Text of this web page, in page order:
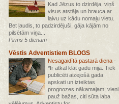
Kad Jēzus to dzirdēja, viņš
visus atstāja un brauca ar
laivu uz kādu nomaļu vietu.
Bet ļaudis, to padzirdējuši, gāja kājām no
pilsētām viņa...
Pirms 5 dienām
Vēstis Adventistiem BLOGS
Nesagaidītā pastarā diena -
*Ir atkal klāt gadu mija. Tiek
publicēti aizejošā gada
apskati un izteiktas
prognozes nākamajam, vieni
pauž bažas, citi sūta laba